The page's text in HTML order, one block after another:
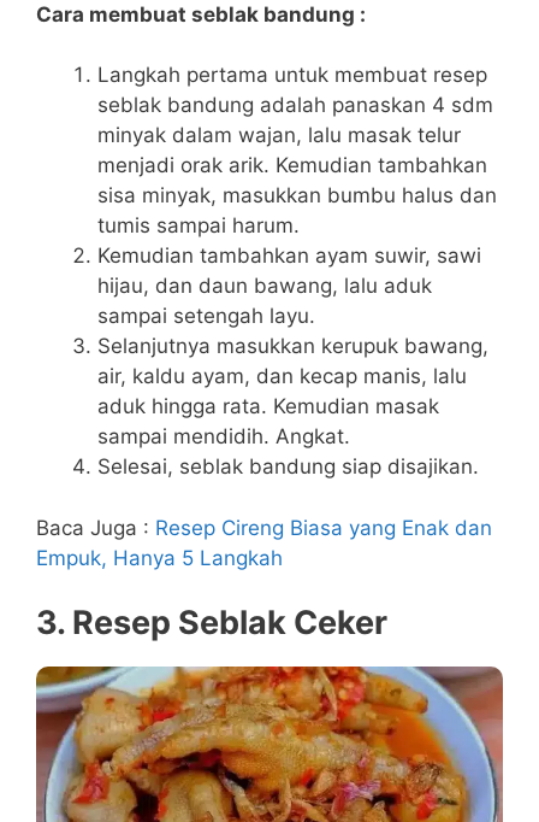
Cara membuat seblak bandung :
Langkah pertama untuk membuat resep
seblak bandung adalah panaskan 4 sdm
minyak dalam wajan, lalu masak telur
menjadi orak arik. Kemudian tambahkan
sisa minyak, masukkan bumbu halus dan
tumis sampai harum.
Kemudian tambahkan ayam suwir, sawi
hijau, dan daun bawang, lalu aduk
sampai setengah layu.
Selanjutnya masukkan kerupuk bawang,
air, kaldu ayam, dan kecap manis, lalu
aduk hingga rata. Kemudian masak
sampai mendidih. Angkat.
Selesai, seblak bandung siap disajikan.
Baca Juga : Resep Cireng Biasa yang Enak dan
Empuk, Hanya 5 Langkah
3. Resep Seblak Ceker